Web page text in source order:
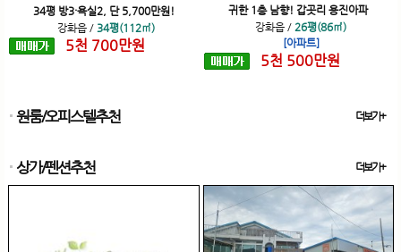
34평 방3·욕실2, 단 5,700만원!
강화읍 / 34평(112㎡)
5천 700만원
귀한 1층 남향! 갑곳리 용진아파
강화읍 / 26평(86㎡)
[아파트]
5천 500만원
원룸/오피스텔추천 더보기+
상가/펜션추천 더보기+